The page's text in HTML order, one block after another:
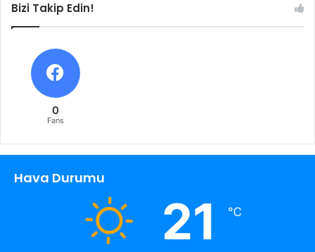
Bizi Takip Edin!
0
Fans
Hava Durumu
21 ℃